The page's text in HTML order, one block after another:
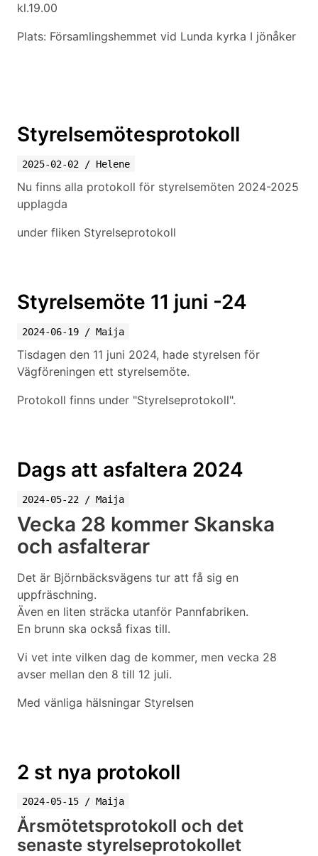
kl.19.00
Plats: Församlingshemmet vid Lunda kyrka I jönåker
Styrelsemötesprotokoll
2025-02-02 / Helene
Nu finns alla protokoll för styrelsemöten 2024-2025
upplagda
under fliken Styrelseprotokoll
Styrelsemöte 11 juni -24
2024-06-19 / Maija
Tisdagen den 11 juni 2024, hade styrelsen för
Vägföreningen ett styrelsemöte.
Protokoll finns under "Styrelseprotokoll".
Dags att asfaltera 2024
2024-05-22 / Maija
Vecka 28 kommer Skanska
och asfalterar
Det är Björnbäcksvägens tur att få sig en
uppfräschning.
Även en liten sträcka utanför Pannfabriken.
En brunn ska också fixas till.
Vi vet inte vilken dag de kommer, men vecka 28
avser mellan den 8 till 12 juli.
Med vänliga hälsningar Styrelsen
2 st nya protokoll
2024-05-15 / Maija
Årsmötetsprotokoll och det
senaste styrelseprotokollet